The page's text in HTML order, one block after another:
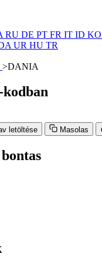
RU DE PT FR IT ID KO
UR HU TR
>DANIA
letöltése Masolas